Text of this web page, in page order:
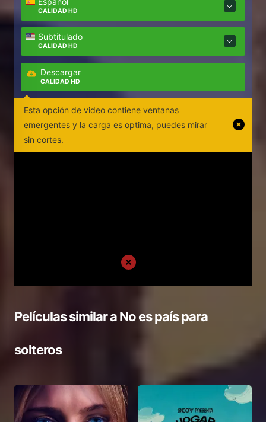
CALIDAD HD
Subtitulado
CALIDAD HD
Descargar
CALIDAD HD
Esta opción de video contiene ventanas
emergentes y la carga es optima, puedes mirar
sin cortes.
Películas similar aNo es país para
solteros